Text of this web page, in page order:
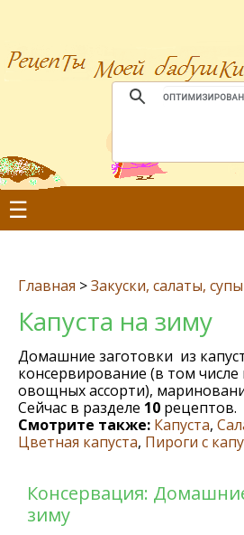
☰
Главная >Закуски, салаты, супы
Капуста на зиму
Домашние заготовки из
консервирование (в том числе
овощных ассорти),
Сейчас в разделе 10 рецептов.
Смотрите также: Капуста,
Цветная капуста, Пироги с
Консервация:
зиму